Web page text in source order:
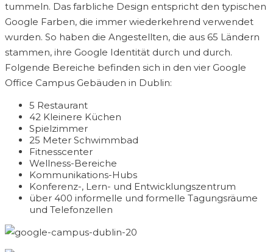
tummeln. Das farbliche Design entspricht den typischen
Google Farben, die immer wiederkehrend verwendet
wurden. So haben die Angestellten, die aus 65 Ländern
stammen, ihre Google Identität durch und durch.
Folgende Bereiche befinden sich in den vier Google
Office Campus Gebäuden in Dublin:
5 Restaurant
42 Kleinere Küchen
Spielzimmer
25 Meter Schwimmbad
Fitnesscenter
Wellness-Bereiche
Kommunikations-Hubs
Konferenz-, Lern- und Entwicklungszentrum
über 400 informelle und formelle Tagungsräume
und Telefonzellen